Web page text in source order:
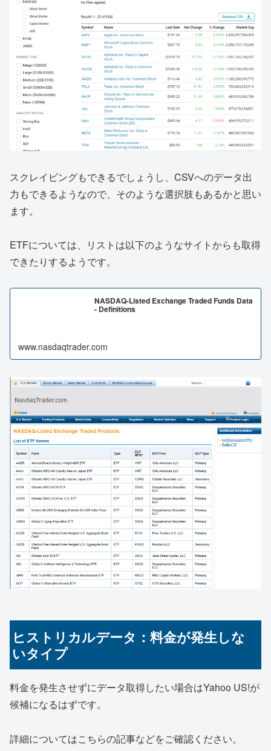
スクレイピングもできるでしょうし、CSVへのデータ出
力もできるようなので、そのような選択肢もあるかと思い
ます。
ETFについては、リストは以下のようなサイトからも取得
できたりするようです。
NASDAQ-Listed Exchange Traded Funds Data
- Definitions
www.nasdaqtrader.com
ヒストリカルデータ：料金が発生しな
いタイプ
料金を発生させずにデータ取得したい場合はYahoo US!が
候補になるはずです。
詳細についてはこちらの記事などをご確認ください。